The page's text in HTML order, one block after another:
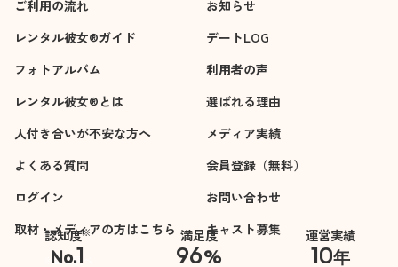
ご利用の流れ
お知らせ
レンタル彼女®ガイド
デートLOG
フォトアルバム
利用者の声
レンタル彼女®とは
選ばれる理由
人付き合いが不安な方へ
メディア実績
よくある質問
会員登録（無料）
ログイン
お問い合わせ
取材・メディアの方はこちら
キャスト募集
認知度※
No.1
※自社調べ
満足度
96%
運営実績
10年